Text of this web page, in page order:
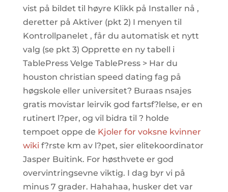
vist på bildet til høyre Klikk på Installer nå ,
deretter på Aktiver (pkt 2) I menyen til
Kontrollpanelet , får du automatisk et nytt
valg (se pkt 3) Opprette en ny tabell i
TablePress Velge TablePress > Har du
houston christian speed dating fag på
høgskole eller universitet? Buraas nsajes
gratis movistar leirvik god fartsf?lelse, er en
rutinert l?per, og vil bidra til ? holde
tempoet oppe de Kjoler for voksne kvinner
wikif?rste km av l?pet, sier elitekoordinator
Jasper Buitink. For høsthvete er god
overvintringsevne viktig. I dag byr vi på
minus 7 grader. Hahahaa, husker det var